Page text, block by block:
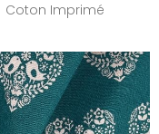
Coton Imprimé